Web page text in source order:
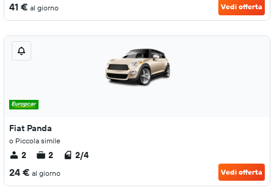
41 € al giorno Vedi offerta
Fiat Panda
o Piccola simile
2 2 2/4
24 € al giorno Vedi offerta